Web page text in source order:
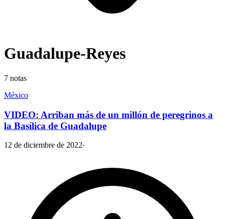
Guadalupe-Reyes
7 notas
México
VIDEO: Arriban más de un millón de peregrinos a
la Basílica de Guadalupe
12 de diciembre de 2022·